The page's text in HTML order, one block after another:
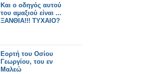
Και ο οδηγός αυτού
του αμαξιού είναι ...
ΞΑΝΘΙΑ!!! ΤΥΧΑΙΟ?
Εορτή του Οσίου
Γεωργίου, του εν
Μαλεώ